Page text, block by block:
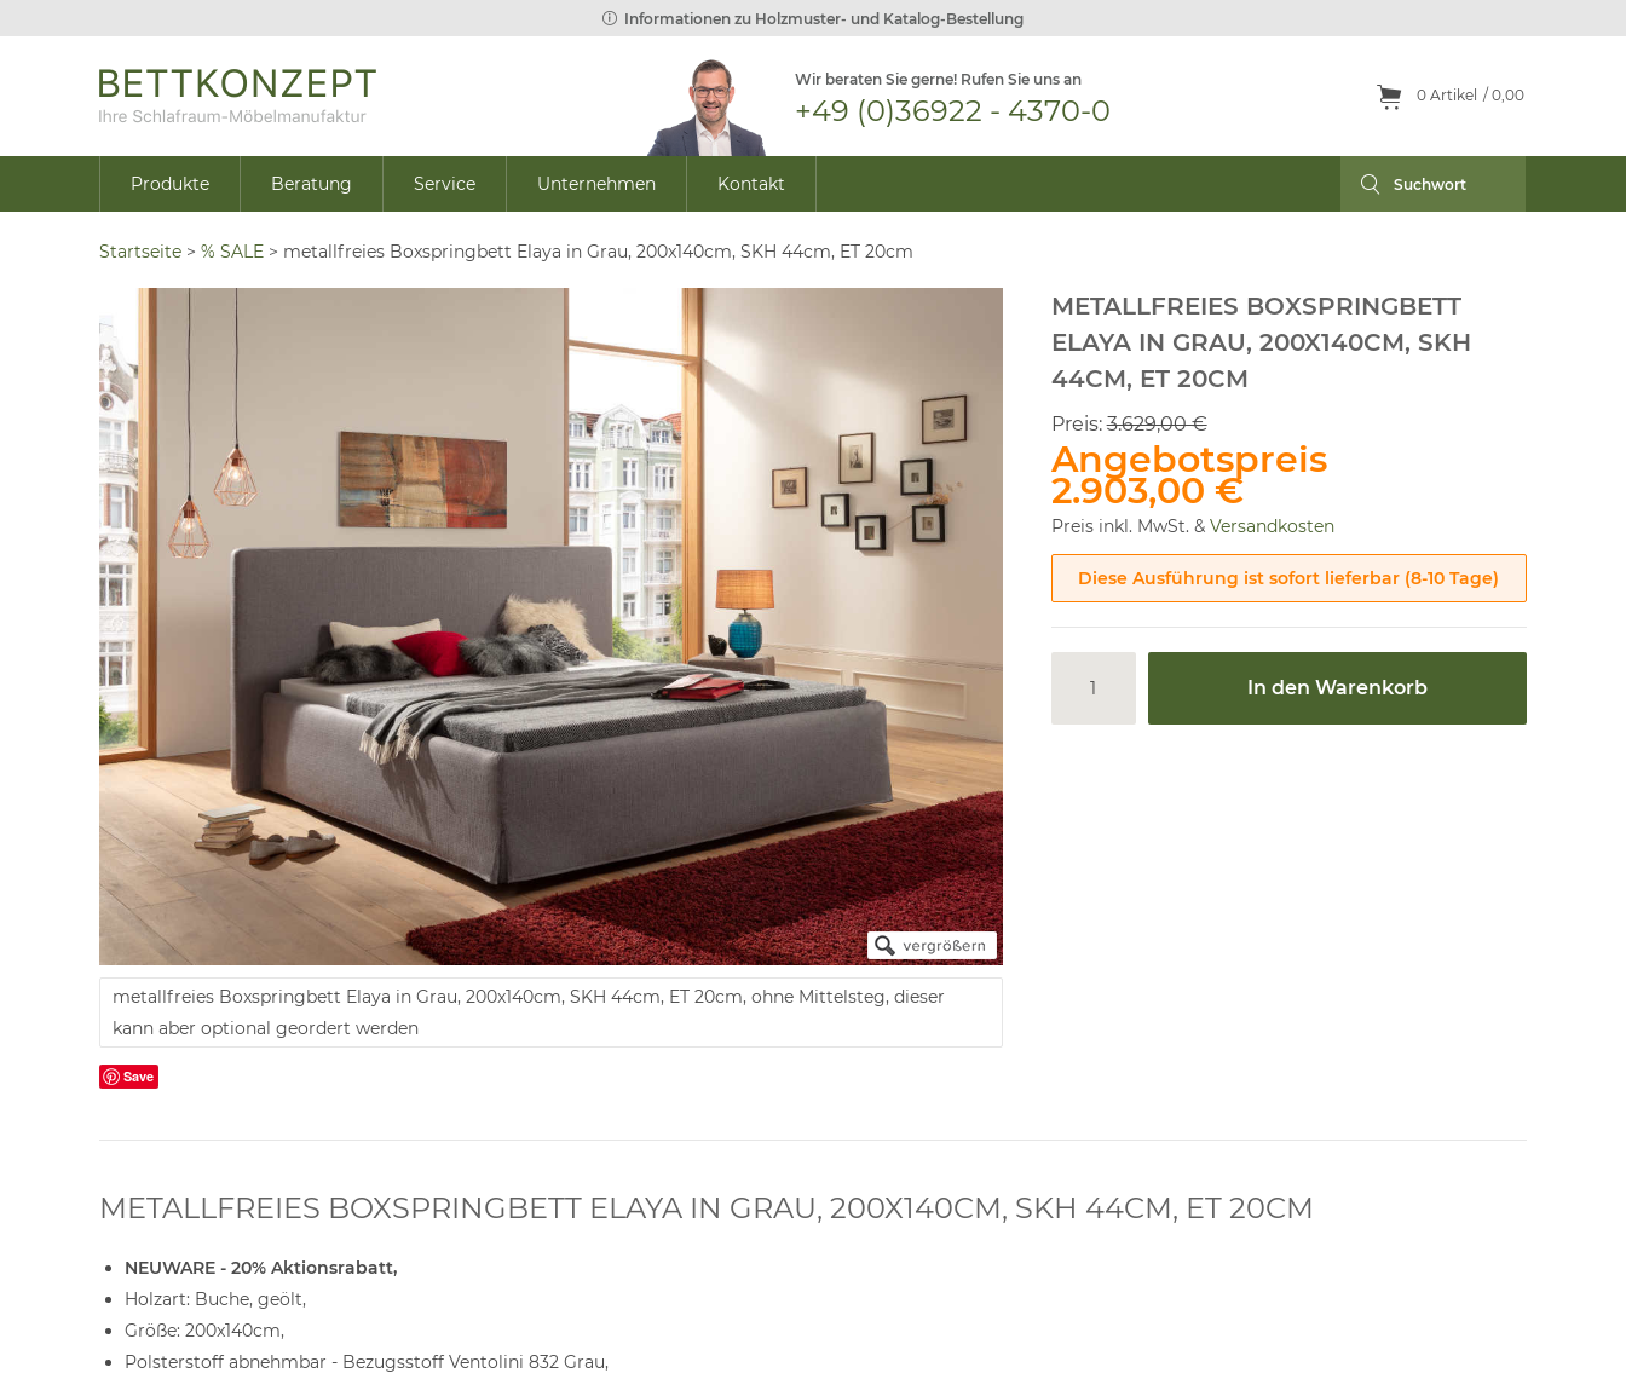
Informationen zu Holzmuster- und Katalog-Bestellung
Wir beraten Sie gerne! Rufen Sie uns an
+49 (0)36922 - 4370-0 0 Artikel 0,00
Produkte Beratung Service Unternehmen Kontakt
Startseite > % SALE > metallfreies Boxspringbett Elaya in Grau, 200x140cm, SKH 44cm, ET 20cm
metallfreies Boxspringbett Elaya in Grau, 200x140cm, SKH 44cm, ET 20cm, ohne Mittelsteg, dieser
kann aber optional geordert werden
Save
METALLFREIES BOXSPRINGBETT
ELAYA IN GRAU, 200X140CM, SKH
44CM, ET 20CM
Preis: 3.629,00 €
Angebotspreis
2.903,00 €
Preis inkl. MwSt. & Versandkosten
Diese Ausführung ist sofort lieferbar (8-10 Tage)
In den Warenkorb
METALLFREIES BOXSPRINGBETT ELAYA IN GRAU, 200X140CM, SKH 44CM, ET 20CM
NEUWARE - 20% Aktionsrabatt,
Holzart: Buche, geölt,
Größe: 200x140cm,
Polsterstoff abnehmbar - Bezugsstoff Ventolini 832 Grau,